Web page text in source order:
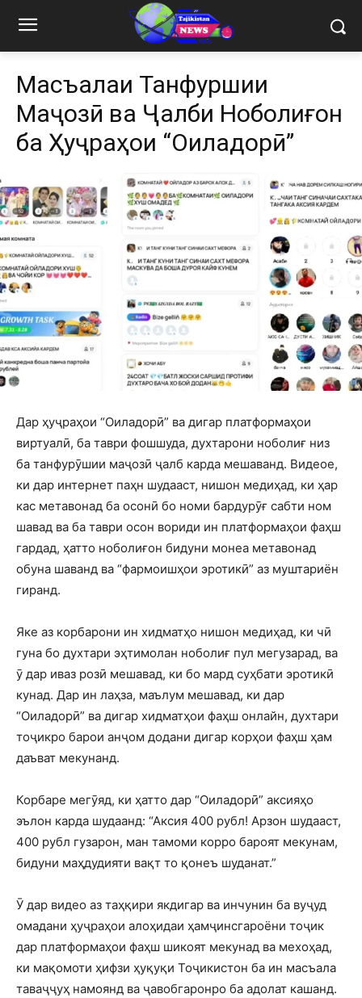
Масъалаи Танфурӯшии
Маҷозӣ ва Ҷалби Ноболиғон
ба Ҳуҷраҳои “Оиладорӣ”
Дар ҳуҷраҳои “Оиладорӣ” ва дигар платформаҳои
виртуалӣ, ба таври фошшуда, духтарони ноболиғ низ
ба танфурӯшии маҷозӣ ҷалб карда мешаванд. Видеое,
ки дар интернет паҳн шудааст, нишон медиҳад, ки ҳар
кас метавонад ба осонӣ бо номи бардурӯғ сабти ном
шавад ва ба таври осон вориди ин платформаҳои фаҳш
гардад, ҳатто ноболиғон бидуни монеа метавонад
обуна шаванд ва “фармоишҳои эротикӣ” аз муштариён
гиранд.
Яке аз корбарони ин хидматҳо нишон медиҳад, ки чӣ
гуна бо духтари эҳтимолан ноболиғ пул мегузарад, ва
ӯ дар иваз розӣ мешавад, ки бо мард суҳбати эротикӣ
кунад. Дар ин лаҳза, маълум мешавад, ки дар
“Оиладорӣ” ва дигар хидматҳои фаҳш онлайн, духтари
тоҷикро барои анҷом додани дигар корҳои фаҳш ҳам
даъват мекунанд.
Корбаре мегӯяд, ки ҳатто дар “Оиладорӣ” аксияҳо
эълон карда шудаанд: “Аксия 400 рубл! Арзон шудааст,
400 рубл гузарон, ман тамоми корро бароят мекунам,
бидуни маҳдудияти вақт то қонеъ шуданат.”
Ӯ дар видео аз таҳқири якдигар ва инчунин ба вуҷуд
омадани ҳуҷраҳои алоҳидаи ҳамҷинсгароёни тоҷик
дар платформаҳои фаҳш шикоят мекунад ва мехоҳад,
ки мақомоти ҳифзи ҳуқуқи Тоҷикистон ба ин масъала
таваҷҷуҳ намоянд ва ҷавобгаронро ба адолат кашанд.